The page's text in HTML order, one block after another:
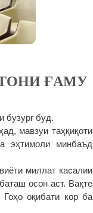
ҒАМУ
бузург буд.
мавзуи таҳқиқоти
эҳтимоли минбаъд
миллат касалии
осон аст. Вақте
оқибати кор ба